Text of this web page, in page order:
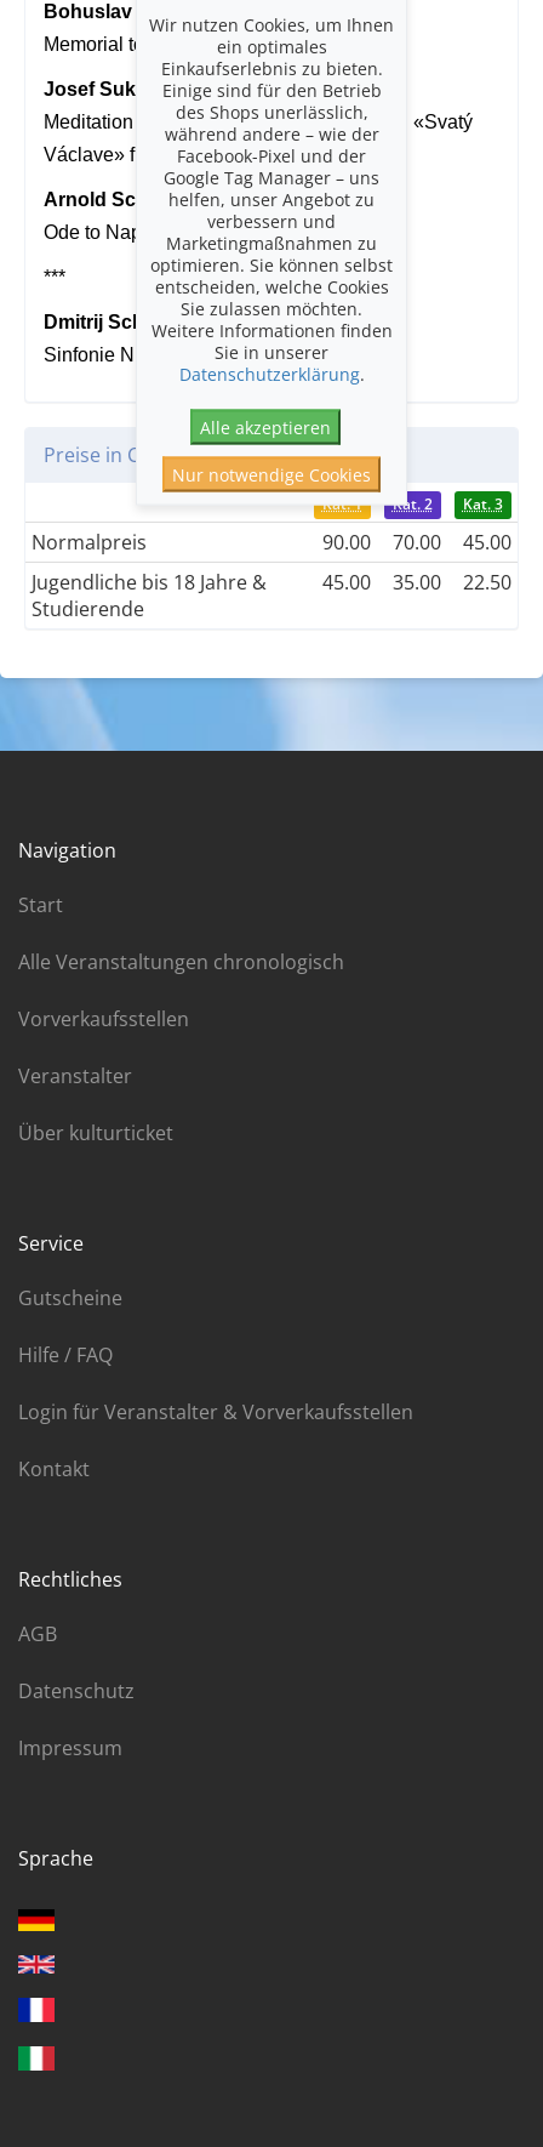
Bohuslav Martinů (1890-1959)
Memorial to Lidice, H.296
Josef Suk (1874-1935)
Meditation über den altböhmischen Choral «Svatý
Václave» für Streichorchester, op. 35a
Arnold Schönberg (1874-1951)
Ode to Napoleon, op. 41
***
Dmitrij Schostakowitsch (1906-1975)
Sinfonie Nr. 11 in g-Moll, op. 10
Preise in CHF
Kat. 1 Kat. 2 Kat. 3
Normalpreis 90.00 70.00
45.00
Jugendliche bis 18 Jahre &
Studierende
45.00 35.00 22.50
Navigation
Start
Alle Veranstaltungen chronologisch
Vorverkaufsstellen
Veranstalter
Über kulturticket
Service
Gutscheine
Hilfe / FAQ
Login für Veranstalter & Vorverkaufsstellen
Kontakt
Rechtliches
AGB
Datenschutz
Impressum
Sprache
Wir nutzen Cookies, um Ihnen
ein optimales
Einkaufserlebnis zu bieten.
Einige sind für den Betrieb
des Shops unerlässlich,
während andere – wie der
Facebook-Pixel und der
Google Tag Manager – uns
helfen, unser Angebot zu
verbessern und
Marketingmaßnahmen zu
optimieren. Sie können selbst
entscheiden, welche Cookies
Sie zulassen möchten.
Weitere Informationen finden
Sie in unserer
Datenschutzerklärung.
Alle akzeptieren
Nur notwendige Cookies